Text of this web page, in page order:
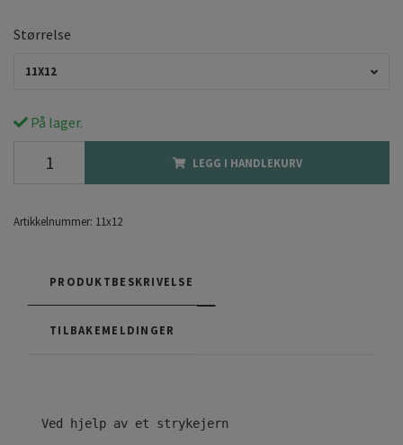
Størrelse
11X12
På lager.
LEGG I HANDLEKURV
Artikkelnummer: 11x12
PRODUKTBESKRIVELSE
TILBAKEMELDINGER
Ved hjelp av et strykejern